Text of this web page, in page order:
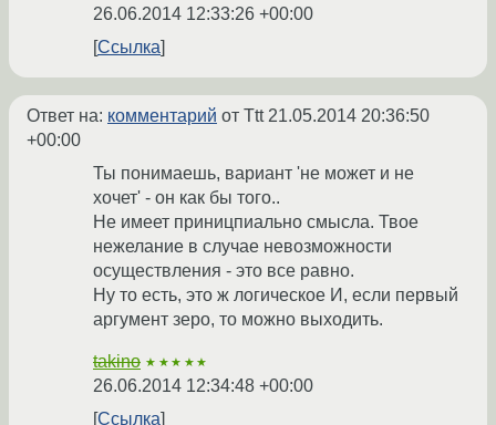
26.06.2014 12:33:26 +00:00
Ссылка
Ответ на: комментарий от Ttt 21.05.2014 20:36:50
+00:00
Ты понимаешь, вариант 'не может и не
хочет' - он как бы того..
Не имеет приницпиально смысла. Твое
нежелание в случае невозможности
осуществления - это все равно.
Ну то есть, это ж логическое И, если первый
аргумент зеро, то можно выходить.
takino ★★★★★
26.06.2014 12:34:48 +00:00
Ссылка